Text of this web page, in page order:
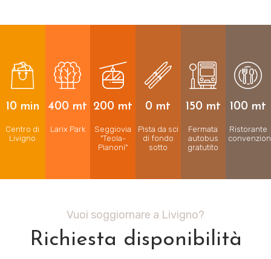
10 min
Centro di
Livigno
400 mt
Larix Park
200 mt
Seggiovia
"Teola-
Pianoni"
0 mt
Pista da sci
di fondo
sotto
150 mt
Fermata
autobus
gratutito
100 mt
Ristorante
Vuoi soggiornare a Livigno?
Richiesta disponibilità